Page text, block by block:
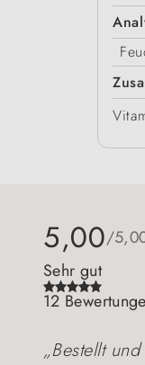
5,00/
Sehr gut
12
„Bestellt